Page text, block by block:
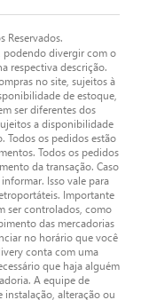
Reservados.
podendo divergir com o
respectiva descrição.
no site, sujeitos à
de estoque,
ser diferentes dos
a disponibilidade
Todos os pedidos estão
Todos os pedidos
da transação. Caso
Isso vale para
Importante
ser controlados, como
das mercadorias
no horário que você
conta com uma
que haja alguém
A equipe de
instalação, alteração ou